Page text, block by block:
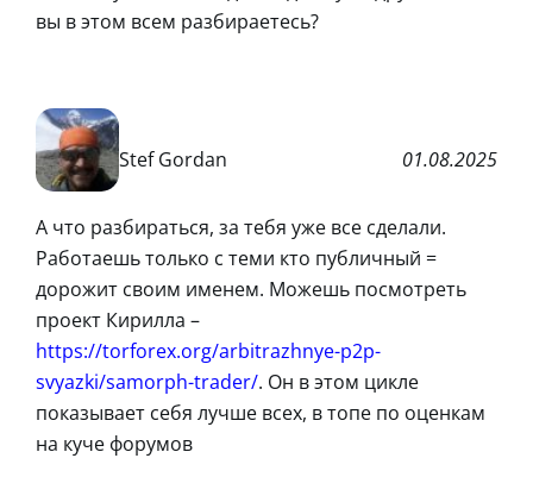
вы в этом всем разбираетесь?
Stef Gordan 01.08.2025
А что разбираться, за тебя уже все сделали.
Работаешь только с теми кто публичный =
дорожит своим именем. Можешь посмотреть
проект Кирилла –
https://torforex.org/arbitrazhnye-p2p-
svyazki/samorph-trader/. Он в этом цикле
показывает себя лучше всех, в топе по оценкам
на куче форумов